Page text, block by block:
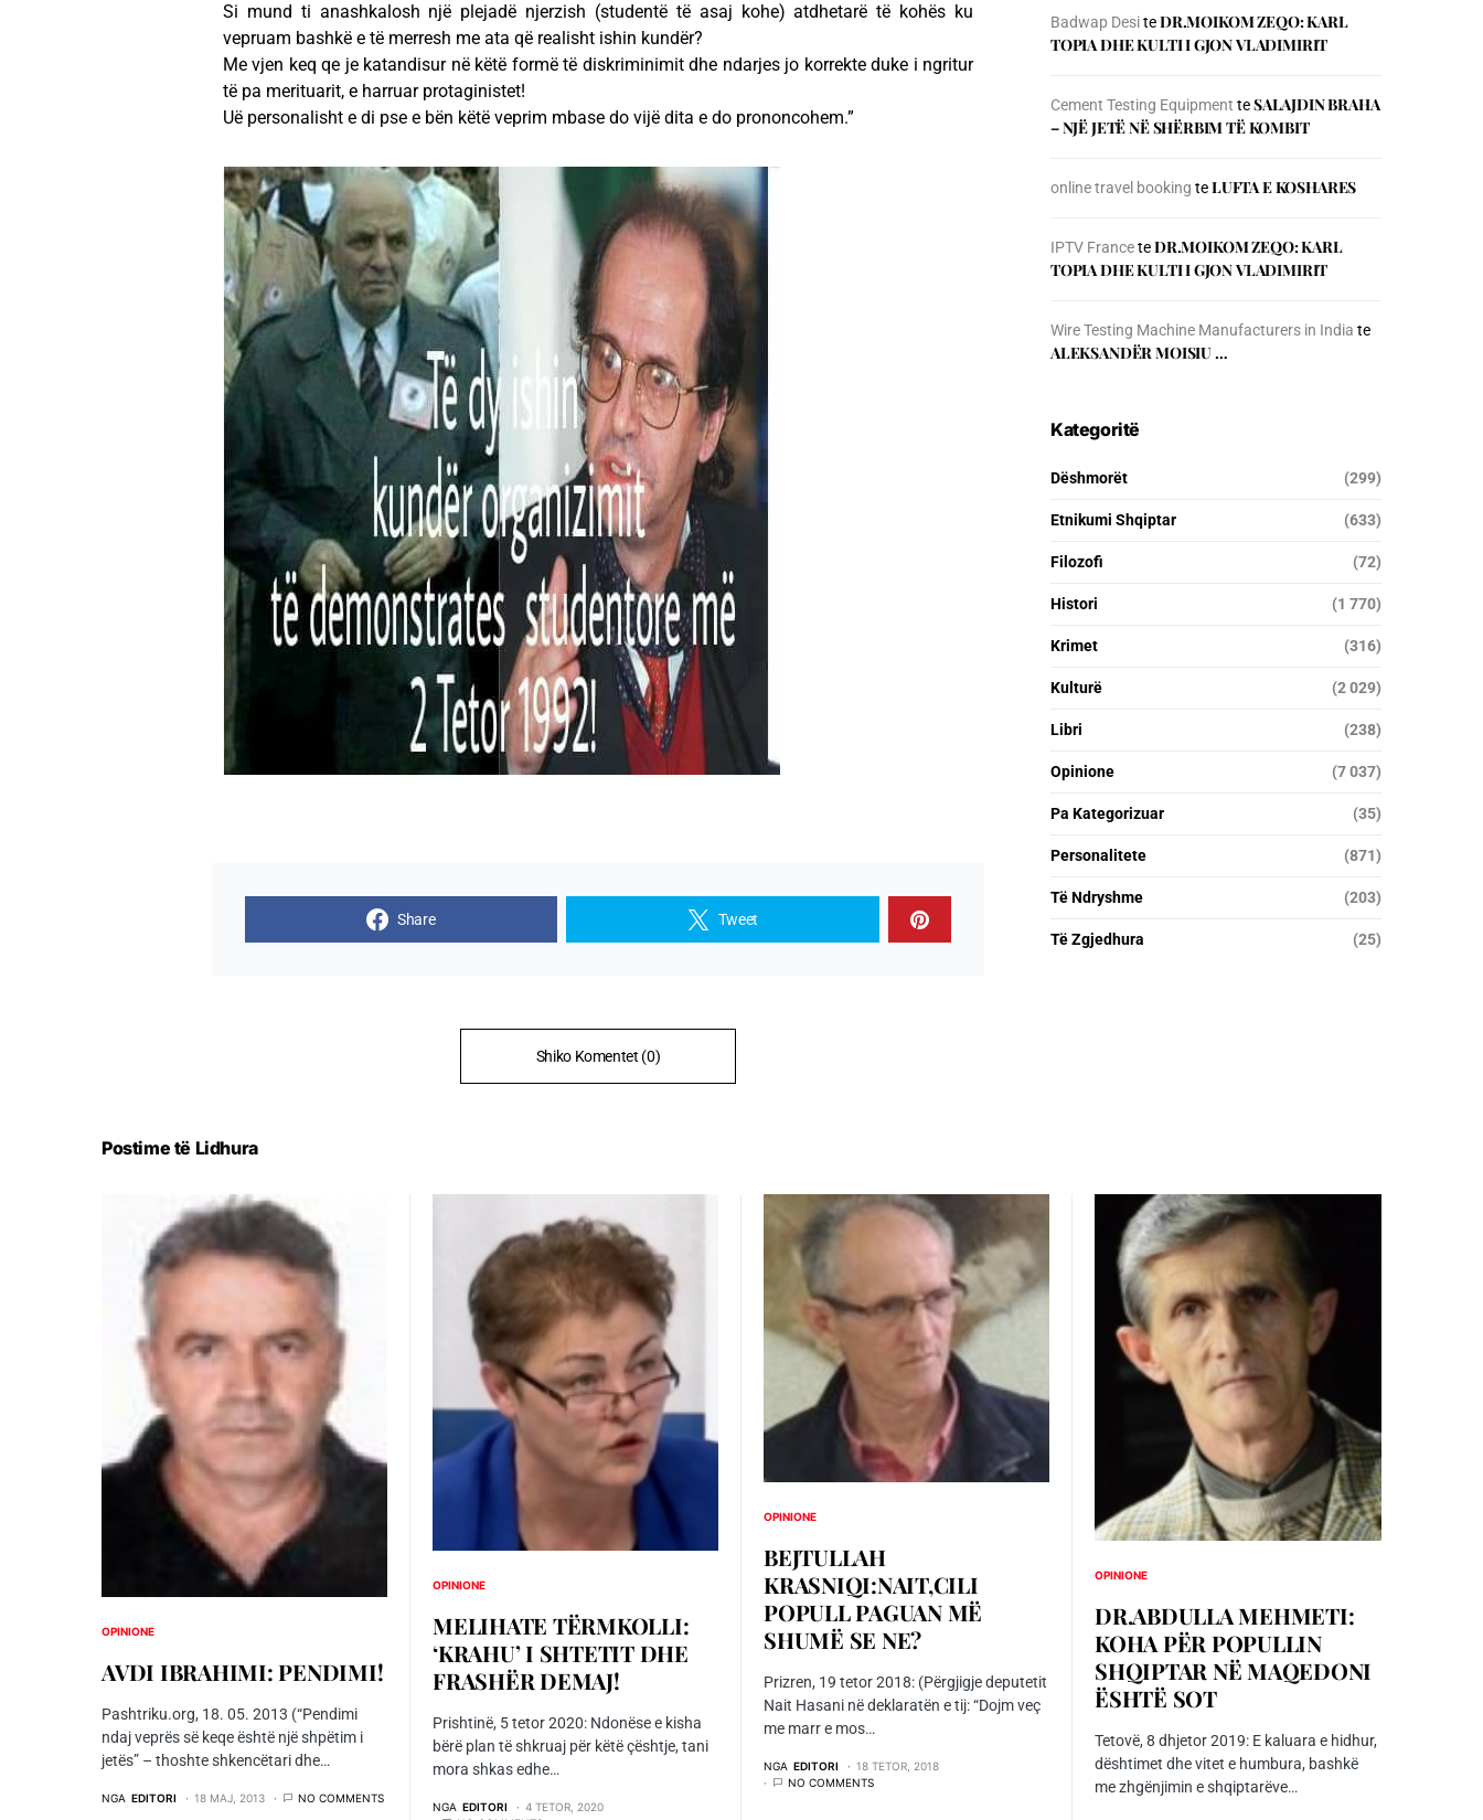
Si mund ti anashkalosh një plejadë njerzish (studentë të asaj kohe) atdhetarë të kohës ku
vepruam bashkë e të merresh me ata që realisht ishin kundër?
Me vjen keq qe je katandisur në këtë formë të diskriminimit dhe ndarjes jo korrekte duke i ngritur
të pa merituarit, e harruar protaginistet!
Uë personalisht e di pse e bën këtë veprim mbase do vijë dita e do prononcohem.”
Share Tweet
Shiko Komentet (0)
Badwap DesiteDR.MOIKOM ZEQO: KARL
TOPIA DHE KULTI I GJON VLADIMIRIT
Cement Testing Equipment teSALAJDIN BRAHA
– NJЁ JETЁ NЁ SHЁRBIM TЁ KOMBIT
online travel booking teLUFTA E KOSHARES
IPTV FranceteDR.MOIKOM ZEQO: KARL
TOPIA DHE KULTI I GJON VLADIMIRIT
Wire Testing Machine Manufacturers in India te
ALEKSANDËR MOISIU …
Kategoritë
Dëshmorët (299)
Etnikumi Shqiptar (633)
Filozofi (72)
Histori (1 770)
Krimet (316)
Kulturë (2 029)
Libri (238)
Opinione (7 037)
Pa Kategorizuar (35)
Personalitete (871)
Të Ndryshme (203)
Të Zgjedhura (25)
Postime të Lidhura
OPINIONE
AVDI IBRAHIMI: PENDIMI!
Pashtriku.org, 18. 05. 2013 (“Pendimi
ndaj veprës së keqe është një shpëtim i
jetës” – thoshte shkencëtari dhe…
NGA EDITORI 18 MAJ, 2013 NO COMMENTS
OPINIONE
MELIHATE TËRMKOLLI:
‘KRAHU’ I SHTETIT DHE
FRASHËR DEMAJ!
Prishtinë, 5 tetor 2020: Ndonëse e kisha
bërë plan të shkruaj për këtë çështje, tani
mora shkas edhe…
NGA EDITORI
4 TETOR, 2020
OPINIONE
BEJTULLAH
KRASNIQI:NAIT,CILI
POPULL PAGUAN MË
SHUMË SE NE?
Prizren, 19 tetor 2018: (Përgjigje deputetit
Nait Hasani në deklaratën e tij: “Dojm veç
me marr e mos…
NGA EDITORI
18 TETOR, 2018
NO COMMENTS
OPINIONE
DR.ABDULLA MEHMETI:
KOHA PËR POPULLIN
SHQIPTAR NË MAQEDONI
ËSHTË SOT
Tetovë, 8 dhjetor 2019: E kaluara e hidhur,
dështimet dhe vitet e humbura, bashkë
me zhgënjimin e shqiptarëve…